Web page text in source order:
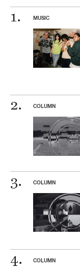
MUSIC
COLUMN
COLUMN
COLUMN